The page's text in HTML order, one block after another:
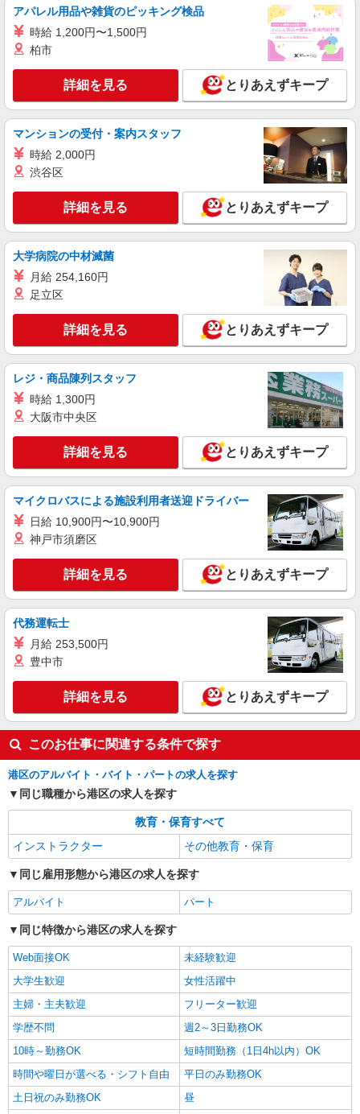
アパレル用品や雑貨のピッキング検品
時給 1,200円〜1,500円
柏市
詳細を見る とりあえずキープ
マンションの受付・案内スタッフ
時給 2,000円
渋谷区
詳細を見る とりあえずキープ
大学病院の中材滅菌
月給 254,160円
足立区
詳細を見る とりあえずキープ
レジ・商品陳列スタッフ
時給 1,300円
大阪市中央区
詳細を見る とりあえずキープ
マイクロバスによる施設利用者送迎ドライバー
日給 10,900円〜10,900円
神戸市須磨区
詳細を見る とりあえずキープ
代務運転士
月給 253,500円
豊中市
詳細を見る とりあえずキープ
このお仕事に関連する条件で探す
港区のアルバイト・バイト・パートの求人を探す
同じ職種から港区の求人を探す
教育・保育すべて
インストラクター
その他教育・保育
同じ雇用形態から港区の求人を探す
アルバイト パート
同じ特徴から港区の求人を探す
Web面接OK
未経験歓迎
大学生歓迎
女性活躍中
主婦・主夫歓迎
フリーター歓迎
学歴不問
週2～3日勤務OK
10時～勤務OK
短時間勤務（1日4h以内）OK
時間や曜日が選べる・シフト自由
平日のみ勤務OK
土日祝のみ勤務OK
昼